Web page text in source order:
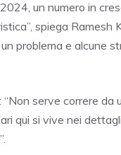
un numero in
spiega Ramesh
problema e alcune
serve correre da
qui si vive nei